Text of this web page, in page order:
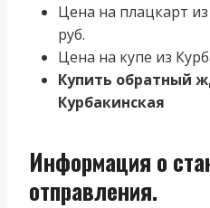
Цена на плацкарт
руб.
Цена на купе из
Купить обратный
Курбакинская
Информация о
отправления.